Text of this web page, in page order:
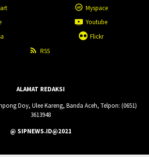
Myspace
Youtube
Flickr
RSS
ALAMAT REDAKSI
Doy, Ulee Kareng, Banda Aceh, Telpon: (0651)
3613948
@ SIPNEWS.ID@2021